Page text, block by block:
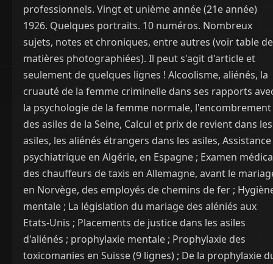
professionnels. Vingt et unième année (21e année)
1926. Quelques portraits. 10 numéros. Nombreux
sujets, notes et chroniques, entre autres (voir table
matières photographiées). Il peut s'agit d'article et
seulement de quelques lignes ! Alcoolisme, aliénés, la
cruauté de la femme criminelle dans ses rapports
la psychologie de la femme normale, l'encombrement
des asiles de la Seine, Calcul et prix de revient dans les
asiles, les aliénés étrangers dans les asiles, Assistance
psychiatrique en Algérie, en Espagne ; Examen
des chauffeurs de taxis en Allemagne, avant le
en Norvège, des employés de chemins de fer ;
mentale ; La législation du mariage des aléniés aux
Etats-Unis ; Placements de justice dans les asiles
d'aliénés ; prophylaxie mentale ; Prophylaxie des
toxicomanies en Suisse (9 lignes) ; De la prophylaxie